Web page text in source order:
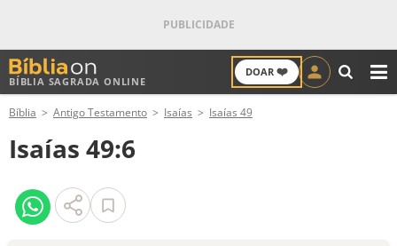
BÍBLIA SAGRADA ONLINE
DOAR ❤️
ANTIGO TESTAMENTO
NOVO TESTAMENTO
VERSÍCULOS
Bíblia Antigo Testamento Isaías Isaías 49
Isaías 49:6